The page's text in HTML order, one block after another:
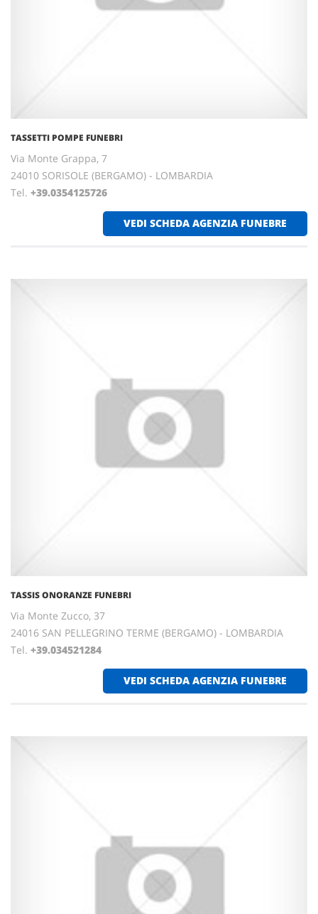
TASSETTI POMPE FUNEBRI
Via Monte Grappa, 7
24010 SORISOLE (BERGAMO) - LOMBARDIA
Tel. +39.0354125726
VEDI SCHEDA AGENZIA FUNEBRE
TASSIS ONORANZE FUNEBRI
Via Monte Zucco, 37
24016 SAN PELLEGRINO TERME (BERGAMO) - LOMBARDIA
Tel. +39.034521284
VEDI SCHEDA AGENZIA FUNEBRE